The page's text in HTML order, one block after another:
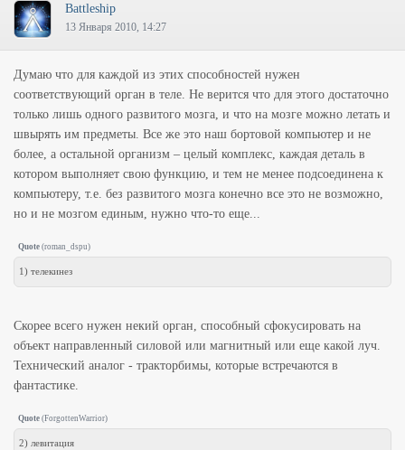
Battleship
13 Января 2010, 14:27
Думаю что для каждой из этих способностей нужен
соответствующий орган в теле. Не верится что для этого достаточно
только лишь одного развитого мозга, и что на мозге можно летать и
швырять им предметы. Все же это наш бортовой компьютер и не
более, а остальной организм – целый комплекс, каждая деталь в
котором выполняет свою функцию, и тем не менее подсоединена к
компьютеру, т.е. без развитого мозга конечно все это не возможно,
но и не мозгом единым, нужно что-то еще...
Quote (roman_dspu)
1) телекинез
Скорее всего нужен некий орган, способный сфокусировать на
объект направленный силовой или магнитный или еще какой луч.
Технический аналог - тракторбимы, которые встречаются в
фантастике.
Quote (ForgottenWarrior)
2) левитация